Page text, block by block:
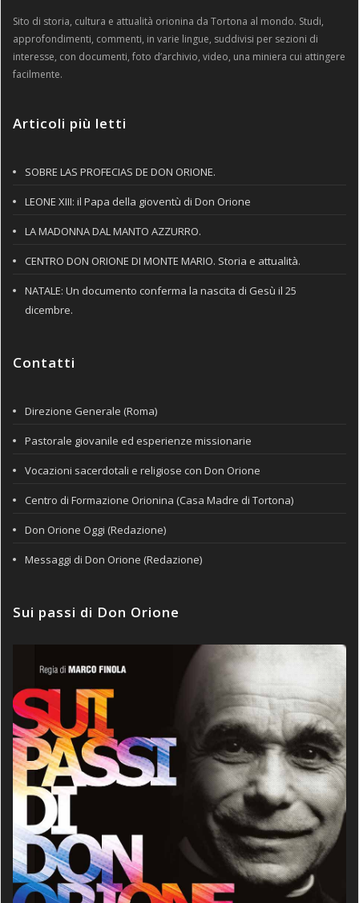
Sito di storia, cultura e attualità orionina da Tortona al mondo. Studi,
approfondimenti, commenti, in varie lingue, suddivisi per sezioni di
interesse, con documenti, foto d’archivio, video, una miniera cui attingere
facilmente.
Articoli più letti
SOBRE LAS PROFECIAS DE DON ORIONE.
LEONE XIII: il Papa della gioventù di Don Orione
LA MADONNA DAL MANTO AZZURRO.
CENTRO DON ORIONE DI MONTE MARIO. Storia e attualità.
NATALE: Un documento conferma la nascita di Gesù il 25
dicembre.
Contatti
Direzione Generale (Roma)
Pastorale giovanile ed esperienze missionarie
Vocazioni sacerdotali e religiose con Don Orione
Centro di Formazione Orionina (Casa Madre di Tortona)
Don Orione Oggi (Redazione)
Messaggi di Don Orione (Redazione)
Sui passi di Don Orione